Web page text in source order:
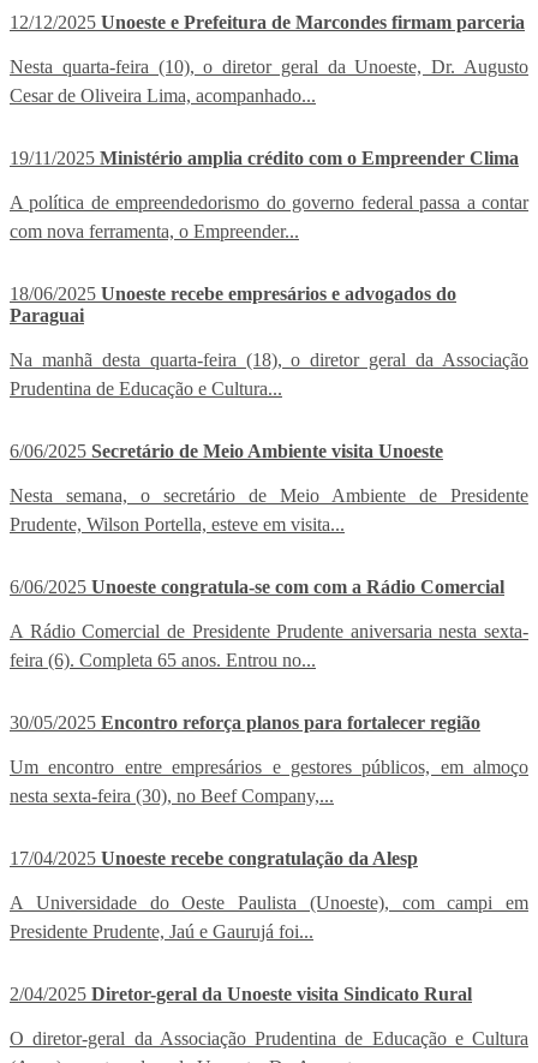
12/12/2025 Unoeste e Prefeitura de Marcondes firmam parceria
Nesta quarta-feira (10), o diretor geral da Unoeste, Dr. Augusto
Cesar de Oliveira Lima, acompanhado...
19/11/2025 Ministério amplia crédito com o Empreender Clima
A política de empreendedorismo do governo federal passa a contar
com nova ferramenta, o Empreender...
18/06/2025 Unoeste recebe empresários e advogados do
Paraguai
Na manhã desta quarta-feira (18), o diretor geral da Associação
Prudentina de Educação e Cultura...
6/06/2025 Secretário de Meio Ambiente visita Unoeste
Nesta semana, o secretário de Meio Ambiente de Presidente
Prudente, Wilson Portella, esteve em visita...
6/06/2025 Unoeste congratula-se com com a Rádio Comercial
A Rádio Comercial de Presidente Prudente aniversaria nesta sexta-
feira (6). Completa 65 anos. Entrou no...
30/05/2025 Encontro reforça planos para fortalecer região
Um encontro entre empresários e gestores públicos, em almoço
nesta sexta-feira (30), no Beef Company,...
17/04/2025 Unoeste recebe congratulação da Alesp
A Universidade do Oeste Paulista (Unoeste), com campi em
Presidente Prudente, Jaú e Gaurujá foi...
2/04/2025 Diretor-geral da Unoeste visita Sindicato Rural
O diretor-geral da Associação Prudentina de Educação e Cultura